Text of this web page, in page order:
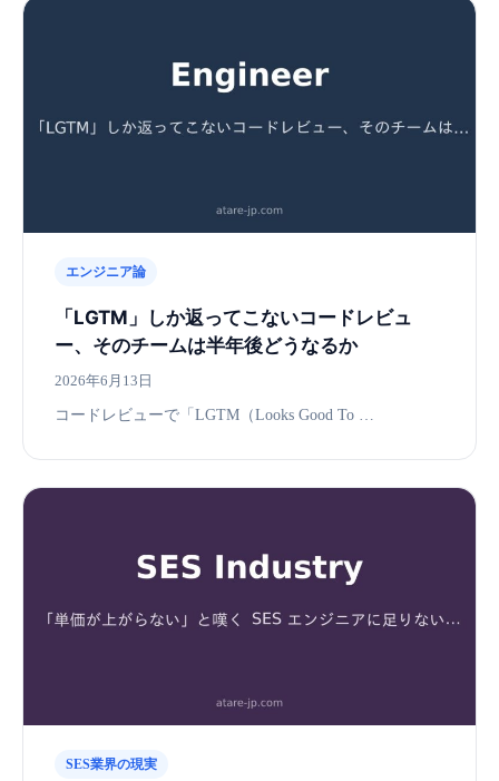
エンジニア論
「LGTM」しか返ってこないコードレビュ
ー、そのチームは半年後どうなるか
2026年6月13日
コードレビューで「LGTM（Looks Good To …
SES業界の現実